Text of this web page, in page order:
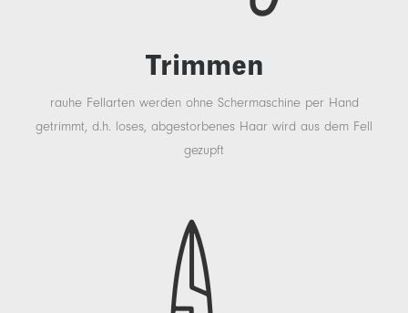
Trimmen
rauhe Fellarten werden ohne Schermaschine per Hand
getrimmt, d.h. loses, abgestorbenes Haar wird aus dem Fell
gezupft